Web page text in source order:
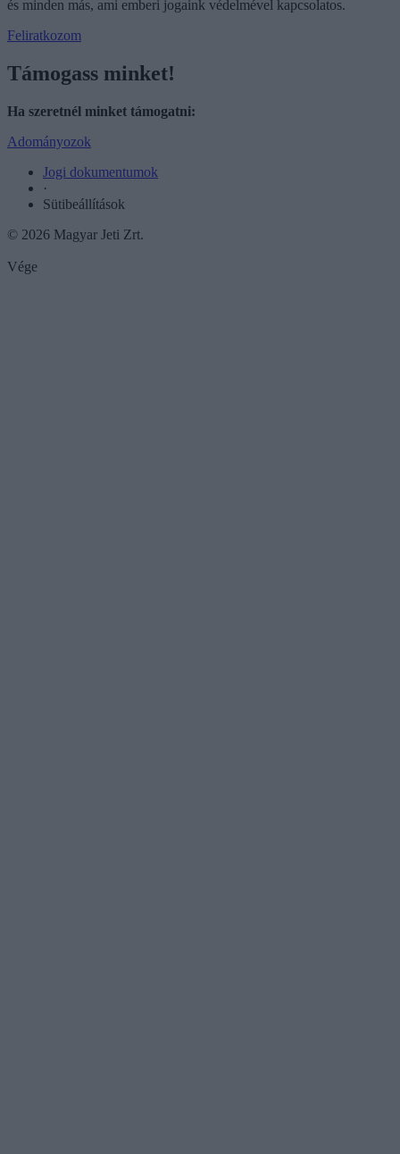
és minden más, ami emberi jogaink védelmével kapcsolatos.
Feliratkozom
Támogass minket!
Ha szeretnél minket támogatni:
Adományozok
Jogi dokumentumok
·
Sütibeállítások
© 2026 Magyar Jeti Zrt.
Vége